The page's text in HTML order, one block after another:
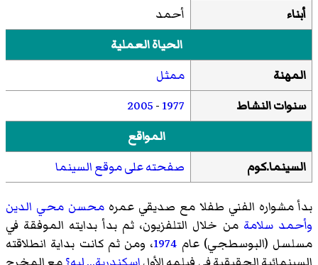
أبناء
أحمد
الحياة العملية
المهنة
ممثل
سنوات النشاط
1977
-
2005
المواقع
السينما.كوم
صفحته على موقع السينما
بدأ مشواره الفني طفلا مع صديقي عمره محسن محي الدين
وأحمد سلامة من خلال التلفزيون، ثم بدأ بدايته الموفقة في
مسلسل (البوسطجي) عام 1974، ومن ثم كانت بداية انطلاقته